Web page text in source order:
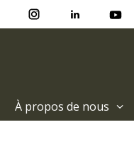
À propos de nous